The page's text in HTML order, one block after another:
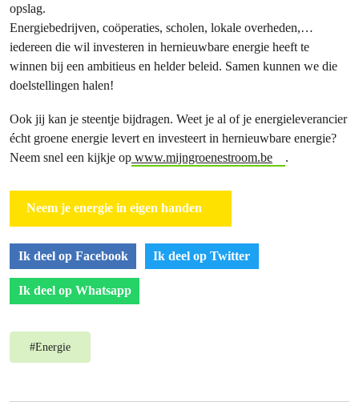
opslag.
Energiebedrijven, coöperaties, scholen, lokale overheden,…
iedereen die wil investeren in hernieuwbare energie heeft te
winnen bij een ambitieus en helder beleid. Samen kunnen we die
doelstellingen halen!
Ook jij kan je steentje bijdragen. Weet je al of je energieleverancier
écht groene energie levert en investeert in hernieuwbare energie?
Neem snel een kijkje op www.mijngroenestroom.be .
Neem je energie in eigen handen
Ik deel op Facebook Ik deel op Twitter
Ik deel op Whatsapp
#Energie